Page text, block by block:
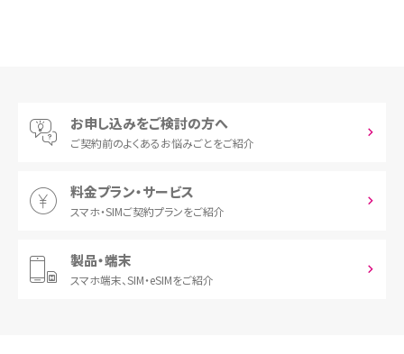
お申し込みをご検討の方へ
ご契約前のよくあるお悩みごとをご紹介
料金プラン・サービス
スマホ・SIMご契約プランをご紹介
製品・端末
スマホ端末、SIM・eSIMをご紹介